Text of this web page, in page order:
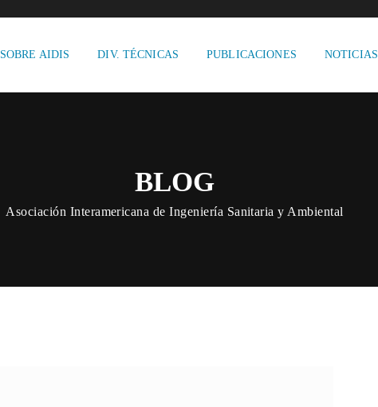
SOBRE AIDIS DIV. TÉCNICAS PUBLICACIONES NOTICIAS
BLOG
Asociación Interamericana de Ingeniería Sanitaria y Ambiental